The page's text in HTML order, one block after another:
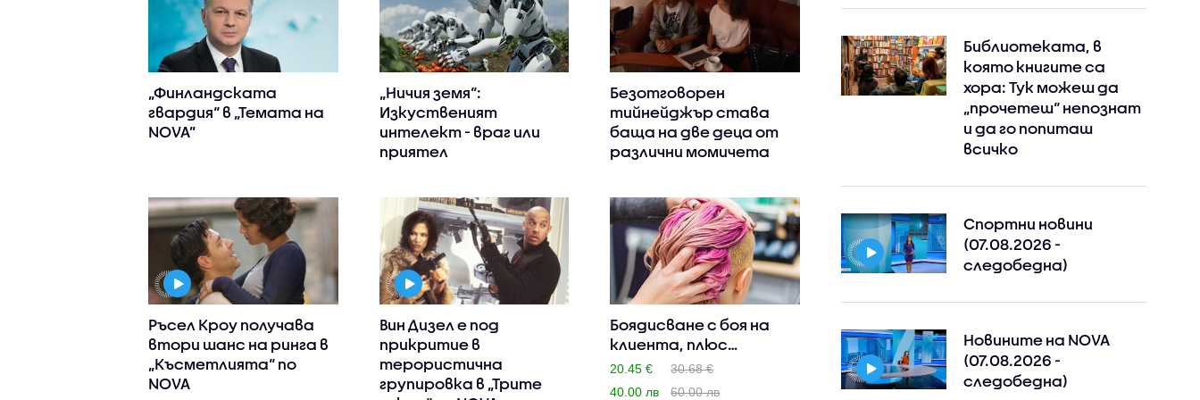
„Финландската
гвардия“ в „Темата на
NOVA”
„Ничия земя“:
Изкуственият
интелект - враг или
приятел
Безотговорен
тийнейджър става
баща на две деца от
различни момичета
Ръсел Кроу получава
втори шанс на ринга в
„Късметлията“ по
NOVA
Вин Дизел е под
прикритие в
терористична
групировка в „Трите
Боядисване с боя на
клиента, плюс
подстригва..
20.45 €
30.68 €
40.00 лв
60.00 лв
Библиотеката, в
която книгите са
хора: Тук можеш да
„прочетеш“ непознат
и да го попиташ
всичко
Спортни новини
(07.08.2026 -
следобедна)
Новините на NOVA
(07.08.2026 -
следобедна)